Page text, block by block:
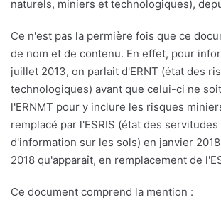
naturels, miniers et technologiques),
Ce n'est pas la permière fois que ce
de nom et de contenu. En effet, pour
juillet 2013, on parlait d'ERNT (état des
technologiques) avant que celui-ci ne
l'ERNMT pour y inclure les risques
remplacé par l'ESRIS (état des
d'information sur les sols) en janvier
2018 qu'apparaît, en remplacement de
Ce document comprend la mention :